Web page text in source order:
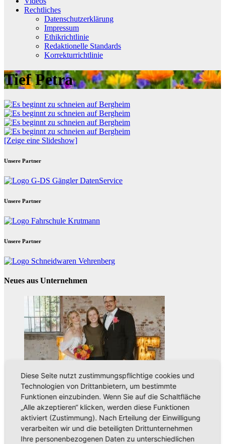
Rechtliches
Datenschutzerklärung
Impressum
Ethikrichtlinie
Redaktionelle Standards
Korrekturrichtlinie
Tief Petra
[Zeige eine Slideshow]
Unsere Partner
Unsere Partner
Unsere Partner
Neues aus Unternehmen
Aus der Umgebung Neues aus Unternehmen
Tie the Day Weddings – Hochzeitsplanung im Sauerland &
Ruhrgebiet
Diese Seite nutzt zustimmungspflichtige cookies und
Technologien von Drittanbietern, um bestimmte
Funktionen einzubinden. Wenn Sie auf die Schaltfläche
„Alle akzeptieren“ klicken, werden diese Funktionen
aktiviert (Zustimmung). Nach Erteilung der Einwilligung
verarbeiten wir und die beteiligten Drittunternehmen
Ihre personenbezogenen Daten zu unterschiedlichen